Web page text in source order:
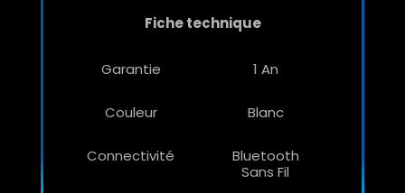
Fiche technique
Garantie 1 An
Couleur Blanc
Connectivité
Bluetooth
Sans Fil